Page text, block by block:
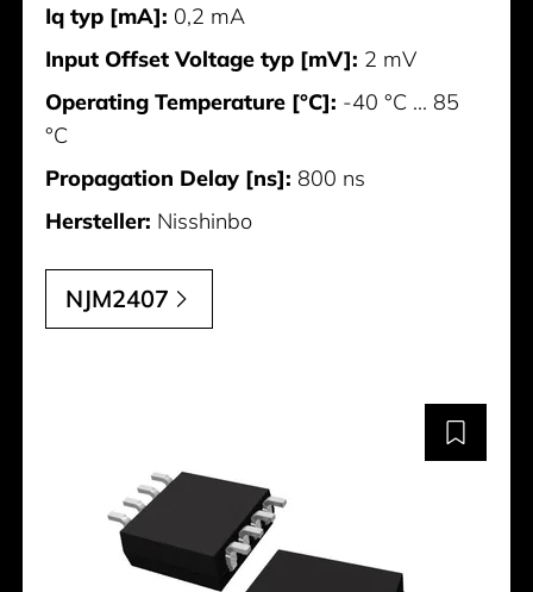
Iq typ [mA]: 0,2 mA
Input Offset Voltage typ [mV]: 2 mV
Operating Temperature [°C]: -40 °C ... 85
°C
Propagation Delay [ns]: 800 ns
Hersteller: Nisshinbo
NJM2407